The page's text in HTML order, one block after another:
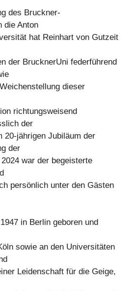
des Bruckner-
die Anton
hat Reinhart von Gutzeit
der BrucknerUni federführend
dieser
richtungsweisend
der
20-jährigen Jubiläum der
der
war der begeisterte
persönlich unter den Gästen
in Berlin geboren und
sowie an den Universitäten
Leidenschaft für die Geige,